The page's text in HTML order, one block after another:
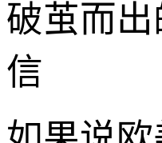
破茧而
信